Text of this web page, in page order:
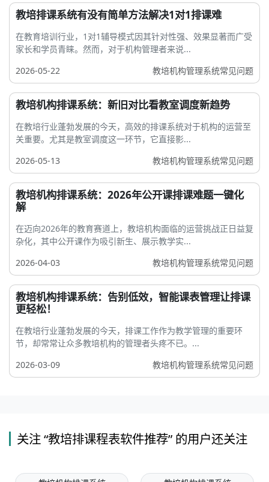
教培排课系统有没有简单方法解决1对1排课难
在教育培训行业，1对1辅导模式因其针对性强、效果显著而广受
家长和学员青睐。然而，对于机构管理者来说...
2026-05-22
教培机构管理系统常见问题
教培机构排课系统：新旧对比看教室调度新趋势
在教培行业蓬勃发展的今天，高效的排课系统对于机构的运营至
关重要。尤其是教室调度这一环节，它直接影...
2026-05-13
教培机构管理系统常见问题
教培机构排课系统：2026年公开课排课难题一键化
解
在迈向2026年的教育赛道上，教培机构面临的运营挑战正日益复
杂化，其中公开课作为吸引新生、展示教学实...
2026-04-03
教培机构管理系统常见问题
教培机构排课系统：告别低效，智能课表管理让排课
更轻松！
在教培行业蓬勃发展的今天，排课工作作为教学管理的重要环
节，却常常让众多教培机构的管理者头疼不已。...
2026-03-09
教培机构管理系统常见问题
关注 “教培排课程表软件推荐” 的用户还关注